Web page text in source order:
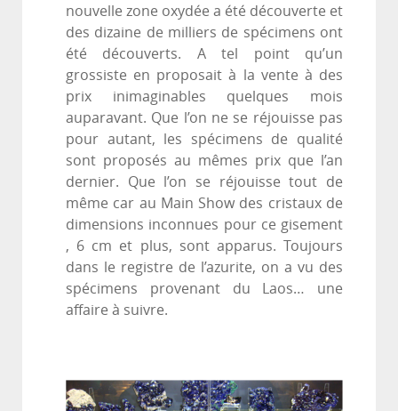
nouvelle zone oxydée a été découverte et
des dizaine de milliers de spécimens ont
été découverts. A tel point qu’un
grossiste en proposait à la vente à des
prix inimaginables quelques mois
auparavant. Que l’on ne se réjouisse pas
pour autant, les spécimens de qualité
sont proposés au mêmes prix que l’an
dernier. Que l’on se réjouisse tout de
même car au Main Show des cristaux de
dimensions inconnues pour ce gisement
, 6 cm et plus, sont apparus. Toujours
dans le registre de l’azurite, on a vu des
spécimens provenant du Laos… une
affaire à suivre.